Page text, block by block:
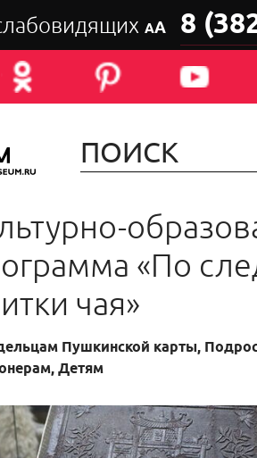
АА 8
«По
чая»
Пушкинской карты,
Детям